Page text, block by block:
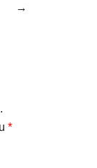
→
*